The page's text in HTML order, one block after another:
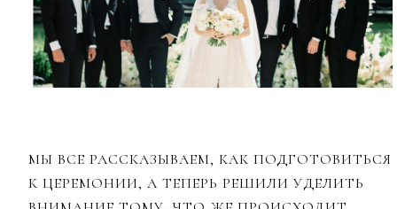
МЫ ВСЕ РАССКАЗЫВАЕМ, КАК ПОДГОТОВИТЬСЯ
К ЦЕРЕМОНИИ, А ТЕПЕРЬ РЕШИЛИ УДЕЛИТЬ